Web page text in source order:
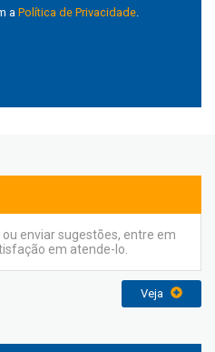
a Política de Privacidade.
enviar sugestões, entre em
em atende-lo.
Veja